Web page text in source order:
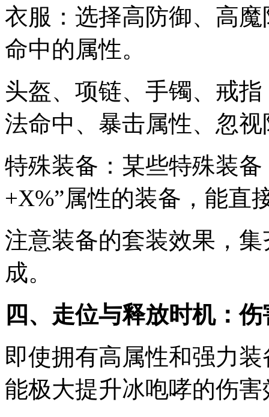
衣服：选择高防御、高
命中的属性。
头盔、项链、手镯、戒
法命中、暴击属性、忽
特殊装备：某些特殊装
+X%”属性的装备，能直
注意装备的套装效果，
成。
四、走位与释放时机：
即使拥有高属性和强力
能极大提升冰咆哮的伤害